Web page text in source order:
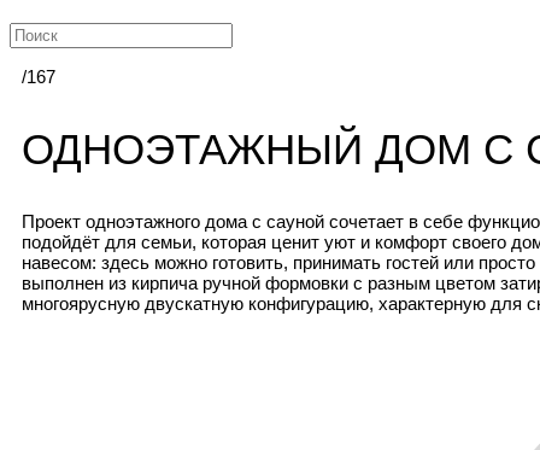
/167
ОДНОЭТАЖНЫЙ ДОМ С
Проект одноэтажного дома с сауной сочетает в себе
подойдёт для семьи, которая ценит уют и комфорт своего
навесом: здесь можно готовить, принимать гостей или
выполнен из кирпича ручной формовки с разным цветом
многоярусную двускатную конфигурацию, характерную для